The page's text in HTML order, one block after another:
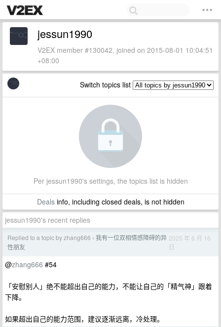
jessun1990
V2EX member #130042, joined on 2015-08-01 10:04:51
+08:00
Switch topics list
Per jessun1990's settings, the topics list is hidden
Dealsinfo, including closed deals, is not hidden
jessun1990's recent replies
Replied to a topic by zhang666 › 我有一位双相情感障碍的异
性朋友
2025 年 6 月 16
日
@zhang666 #54
「安慰别人」绝不能超出自己的能力，不能让自己的「精气神」跟着
下降。
如果超出自己的能力范围，建议逐渐远离，冷处理。